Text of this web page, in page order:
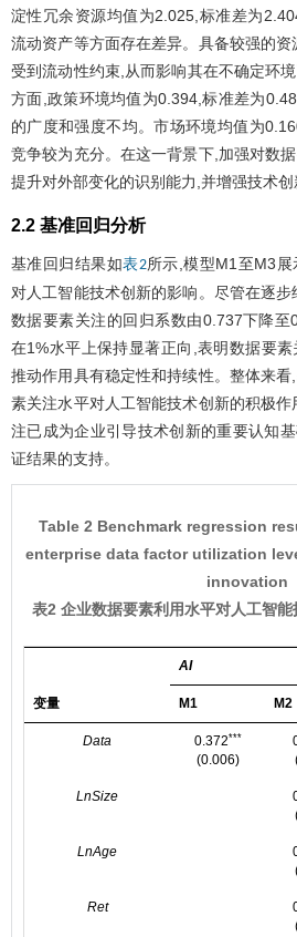
淀性冗余资源均值为2.025,标准差为
流动资产等方面存在差异。具备较强的
受到流动性约束,从而影响其在不确定环
方面,政策环境均值为0.394,标准差为
的广度和强度不均。市场环境均值为
竞争较为充分。在这一背景下,加强对数
提升对外部变化的识别能力,并增强技术创
2.2 基准回归分析
基准回归结果如表2所示,模型M1至M3
对人工智能技术创新的影响。尽管在逐步
数据要素关注的回归系数由0.737下降
在1%水平上保持显著正向,表明数据要
推动作用具有稳定性和持续性。整体来
素关注水平对人工智能技术创新的积极
注已成为企业引导技术创新的重要认知
证结果的支持。
Table 2 Benchmark regression
enterprise data factor utilization
innovation
表2 企业数据要素利用水平对人工智
变量
AI
M1 M2
Data 0.372***
(0.006)
LnSize
LnAge
Ret